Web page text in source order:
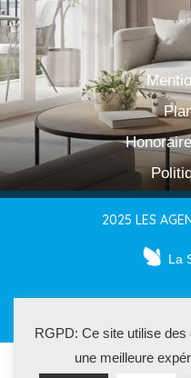
2025 LES
La
RGPD: Ce site utilise des
une meilleure